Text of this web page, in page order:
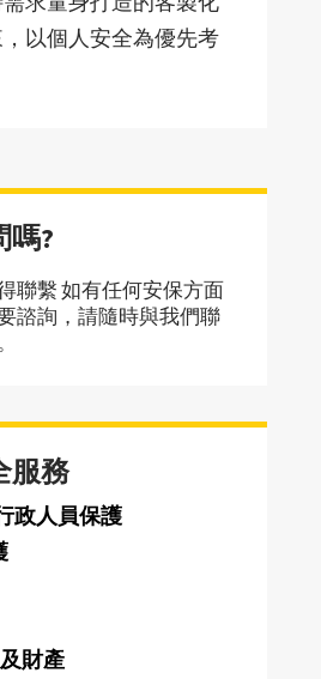
以個人安全為優先考
嗎?
聯繫 如有任何安保方面
諮詢，請隨時與我們聯
服務
政人員保護
財產